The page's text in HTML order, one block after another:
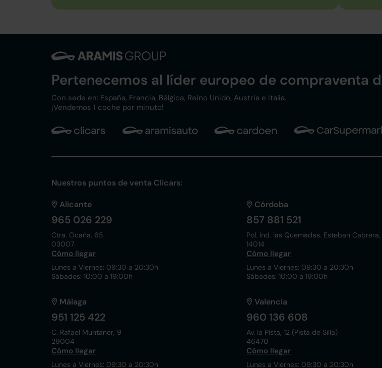
Pertenecemos al líder europeo de compraventa
Con sede en: España, Francia, Bélgica, Reino Unido, Austria e Italia.
¡Vendemos 1 coche por minuto!
Nuestros puntos de venta Clicars:
Alicante
965 026 229
Ctra. Ocaña, 65
03007
Cómo llegar
Lunes a Viernes: 09:30 a 20:30h
Sábados: 10:00 a 19:00h
Córdoba
857 881 521
Pol. ind. las Quemadas. Esteban
14014
Cómo llegar
Lunes a Viernes: 09:30 a 20:30h
Sábados: 10:00 a 19:00h
Málaga
951 125 422
C. Rafael Muntaner, 9
29004
Cómo llegar
Lunes a Viernes: 09:30 a 20:30h
Valencia
960 136 608
Av. la Pista, 12 (Pista de Silla)
46470
Cómo llegar
Lunes a Viernes: 09:30 a 20:30h